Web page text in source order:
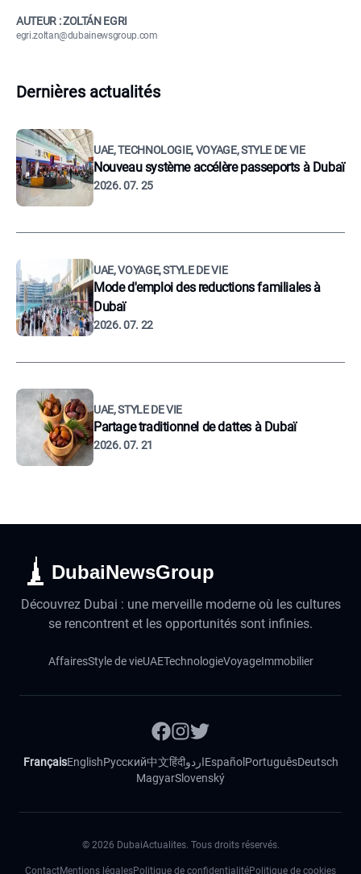
AUTEUR : ZOLTÁN EGRI
egri.zoltan@dubainewsgroup.com
Dernières actualités
UAE, TECHNOLOGIE, VOYAGE, STYLE DE VIE
Nouveau système accélère passeports à Dubaï
2026. 07. 25
UAE, VOYAGE, STYLE DE VIE
Mode d'emploi des reductions familiales à
Dubaï
2026. 07. 22
UAE, STYLE DE VIE
Partage traditionnel de dattes à Dubaï
2026. 07. 21
DubaiNewsGroup
Découvrez Dubai : une merveille moderne où les cultures
se rencontrent et les opportunités sont infinies.
AffairesStyle de vieUAETechnologieVoyageImmobilier
FrançaisEnglishРусский中文हिंदीاردوEspañol PortuguêsDeutsch
MagyarSlovenský
© 2026 DubaiActualites. Tous droits réservés.
ContactMentions légalesPolitique de confidentialitéPolitique de cookies